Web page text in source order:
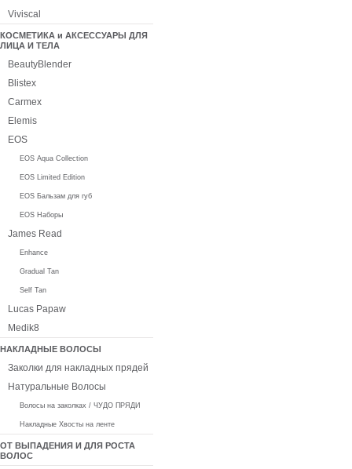
Viviscal
КОСМЕТИКА и АКСЕССУАРЫ ДЛЯ
ЛИЦА И ТЕЛА
BeautyBlender
Blistex
Carmex
Elemis
EOS
EOS Aqua Collection
EOS Limited Edition
EOS Бальзам для губ
EOS Наборы
James Read
Enhance
Gradual Tan
Self Tan
Lucas Papaw
Medik8
НАКЛАДНЫЕ ВОЛОСЫ
Заколки для накладных прядей
Натуральные Волосы
Волосы на заколках / ЧУДО ПРЯДИ
Накладные Хвосты на ленте
ОТ ВЫПАДЕНИЯ И ДЛЯ РОСТА
ВОЛОС